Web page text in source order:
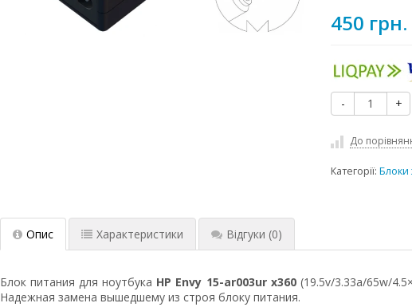
450 грн.
- +
До
Категорії:Блоки
Опис Характеристики Відгуки (0)
Блок питания для ноутбука HP Envy 15-ar003ur x360(19.5v/3.33a/65w/
Надежная замена вышедшему из строя блоку питания.